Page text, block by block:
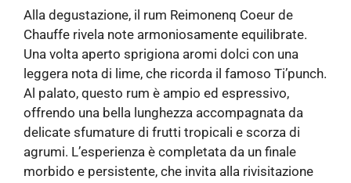
Alla degustazione, il rum Reimonenq Coeur de
Chauffe rivela note armoniosamente equilibrate.
Una volta aperto sprigiona aromi dolci con una
leggera nota di lime, che ricorda il famoso Ti’punch.
Al palato, questo rum è ampio ed espressivo,
offrendo una bella lunghezza accompagnata da
delicate sfumature di frutti tropicali e scorza di
agrumi. L’esperienza è completata da un finale
morbido e persistente, che invita alla rivisitazione